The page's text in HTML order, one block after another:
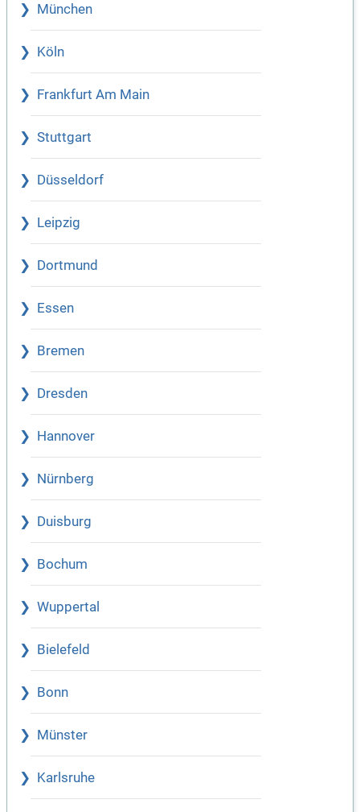
München
Köln
Frankfurt Am Main
Stuttgart
Düsseldorf
Leipzig
Dortmund
Essen
Bremen
Dresden
Hannover
Nürnberg
Duisburg
Bochum
Wuppertal
Bielefeld
Bonn
Münster
Karlsruhe